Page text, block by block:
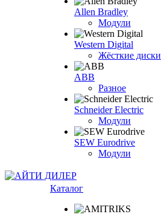
Allen Bradley
Модули
Western Digital
Жёсткие диски
ABB
Разное
Schneider Electric
Модули
SEW Eurodrive
Модули
Каталог